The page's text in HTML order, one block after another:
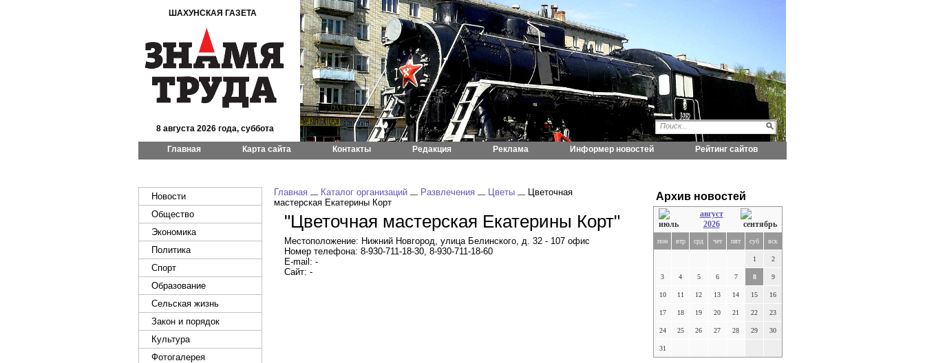
ШАХУНСКАЯ ГАЗЕТА
8 августа 2026 года, суббота
Главная Карта сайта Контакты Редакция Реклама Информер новостей Рейтинг сайтов
Новости
Общество
Экономика
Политика
Спорт
Образование
Сельская жизнь
Закон и порядок
Культура
Фотогалерея
Главная Каталог организаций Развлечения Цветы
Цветочная
мастерская Екатерины Корт
"Цветочная мастерская Екатерины Корт"
Местоположение: Нижний Новгород, улица Белинского, д. 32 - 107 офис
Номер телефона: 8-930-711-18-30, 8-930-711-18-60
E-mail: -
Сайт: -
Архив новостей
август
2026
пон втр срд чет пят суб вск
1 2
3 4 5 6 7 8 9
10 11 12 13 14 15 16
17 18 19 20 21 22 23
24 25 26 27 28 29 30
31